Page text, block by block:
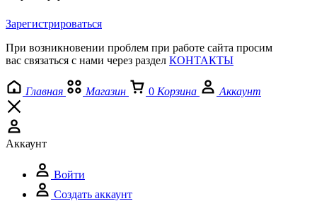
Зарегистрироваться
При возникновении проблем при работе сайта просим
вас связаться с нами через раздел КОНТАКТЫ
Главная Магазин 0 Корзина Аккаунт
Аккаунт
Войти
Создать аккаунт